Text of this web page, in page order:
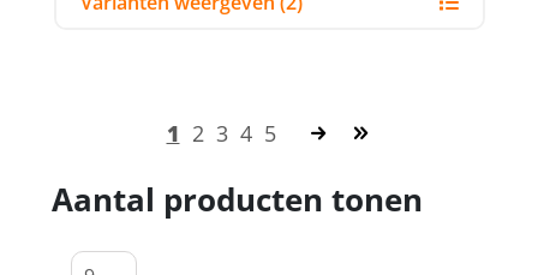
1 2 3 4 5
Aantal producten tonen